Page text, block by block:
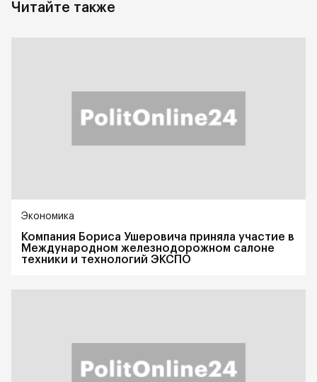
Читайте также
Экономика
Компания Бориса Ушеровича приняла участие в
Международном железнодорожном салоне
техники и технологий ЭКСПО